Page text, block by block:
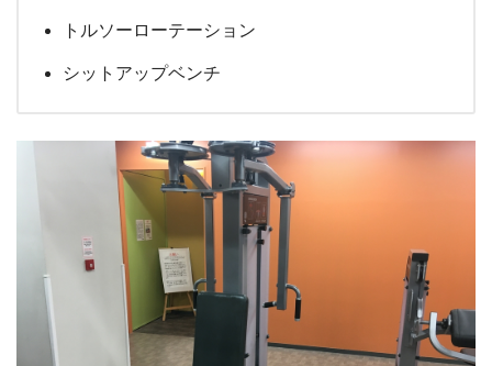
トルソーローテーション
シットアップベンチ